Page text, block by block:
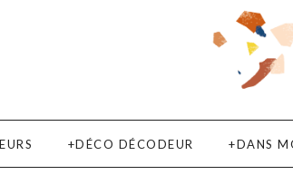
DÉCO DÉCODEUR DANS